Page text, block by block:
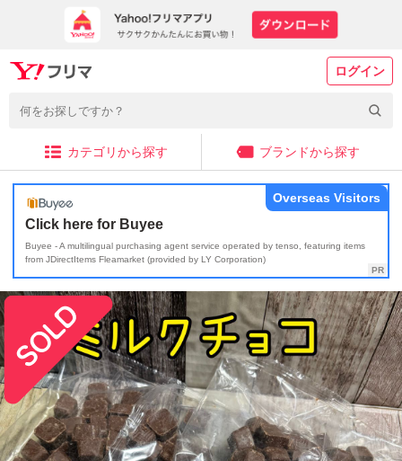
ログイン
カテゴリから探す ブランドから探す
Click here for Buyee
Buyee - A multilingual purchasing agent service operated by tenso, featuring items
from JDirectItems Fleamarket (provided by LY Corporation)
Overseas Visitors